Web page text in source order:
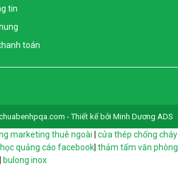
tin
toán
- Thiết kế bởi Minh Dương ADS
marketing thuê ngoài
cửa thép chống cháy
quảng cáo facebook thảm tấm văn phòng
bulong inox